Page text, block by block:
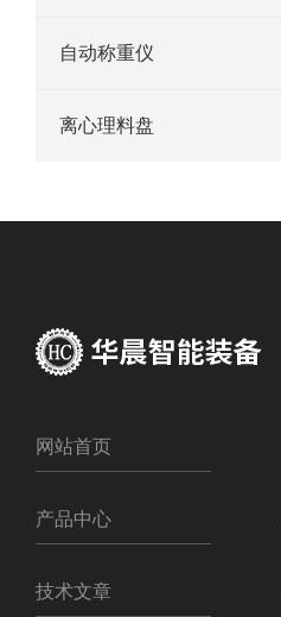
自动称重仪
离心理料盘
网站首页
产品中心
技术文章